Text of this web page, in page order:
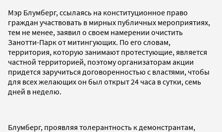
Мэр Блумберг, ссылаясь на конституционное право
граждан участвовать в мирных публичных мероприятиях,
тем не менее, заявил о своем намерении очистить
Занотти-Парк от митингующих. По его словам,
территория, которую занимают протестующие, является
частной территорией, поэтому организаторам акции
придется заручиться договоренностью с властями, чтобы
для всех желающих он был открыт 24 часа в сутки, семь
дней в неделю.
Блумберг, проявляя толерантность к демонстрантам,